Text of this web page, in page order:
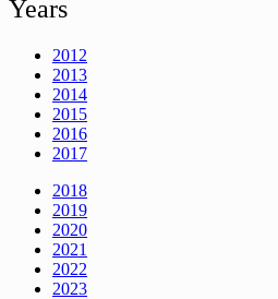
Years
2012
2013
2014
2015
2016
2017
2018
2019
2020
2021
2022
2023